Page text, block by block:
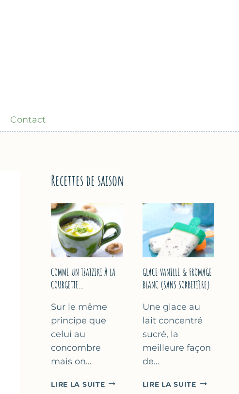
Contact
Recettes de saison
COMME UN TZATZIKI À LA
COURGETTE…
Sur le même
principe que
celui au
concombre
mais on…
LIRE LA SUITECOMME
GLACE VANILLE & FROMAGE
BLANC (SANS SORBETIÈRE)
Une glace au
lait concentré
sucré, la
meilleure façon
de…
LIRE LA SUITEGLACE